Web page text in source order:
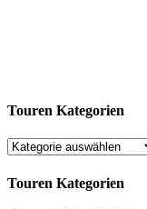
Touren Kategorien
Touren Kategorien